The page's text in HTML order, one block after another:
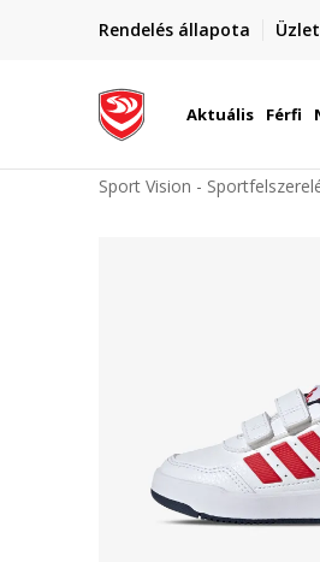
Rendelés állapotaSzállítás
Aktuális Férfi
Sport Vision -